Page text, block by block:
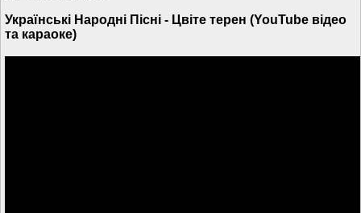
Українські Народні Пісні - Цвіте терен (YouTube відео
та караоке)